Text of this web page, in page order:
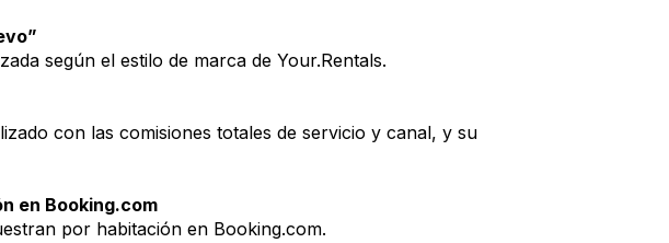
según el estilo de marca de Your.Rentals.
con las comisiones totales de servicio y canal, y su
en Booking.com
por habitación en Booking.com.